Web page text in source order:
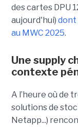
descartes DPU
aujourd'hui) dont
au MWC 2025.
Une supply
contexte
A l’heure où de
solutions de
Netapp...)